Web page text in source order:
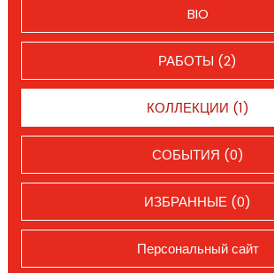
BIO
РАБОТЫ (2)
КОЛЛЕКЦИИ (1)
СОБЫТИЯ (0)
ИЗБРАННЫЕ (0)
Персональный сайт